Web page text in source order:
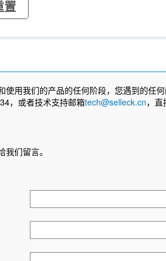
置
使用我们的产品的任何阶段，您遇到的任
，或者技术支持邮箱tech@selleck.cn，
们留言。